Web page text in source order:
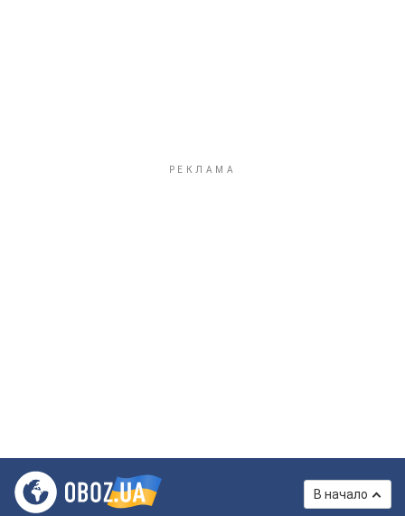
В начало